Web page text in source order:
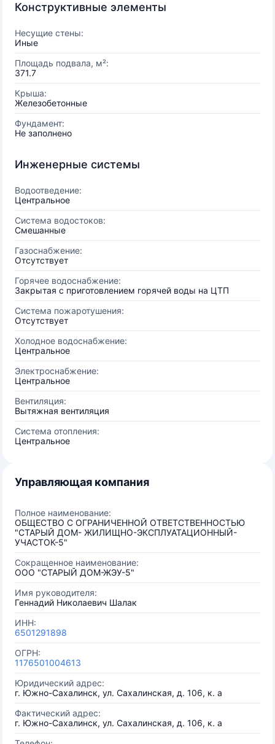
Конструктивные элементы
Несущие стены:
Иные
Площадь подвала, м²:
371.7
Крыша:
Железобетонные
Фундамент:
Не заполнено
Инженерные системы
Водоотведение:
Центральное
Система водостоков:
Смешанные
Газоснабжение:
Отсутствует
Горячее водоснабжение:
Закрытая с приготовлением горячей воды на ЦТП
Система пожаротушения:
Отсутствует
Холодное водоснабжение:
Центральное
Электроснабжение:
Центральное
Вентиляция:
Вытяжная вентиляция
Система отопления:
Центральное
Управляющая компания
Полное наименование:
ОБЩЕСТВО С ОГРАНИЧЕННОЙ ОТВЕТСТВЕННОСТЬЮ
"СТАРЫЙ ДОМ- ЖИЛИЩНО-ЭКСПЛУАТАЦИОННЫЙ-
УЧАСТОК-5"
Сокращенное наименование:
ООО "СТАРЫЙ ДОМ-ЖЭУ-5"
Имя руководителя:
Геннадий Николаевич Шалак
ИНН:
6501291898
ОГРН:
1176501004613
Юридический адрес:
г. Южно-Сахалинск, ул. Сахалинская, д. 106, к. а
Фактический адрес:
г. Южно-Сахалинск, ул. Сахалинская, д. 106, к. а